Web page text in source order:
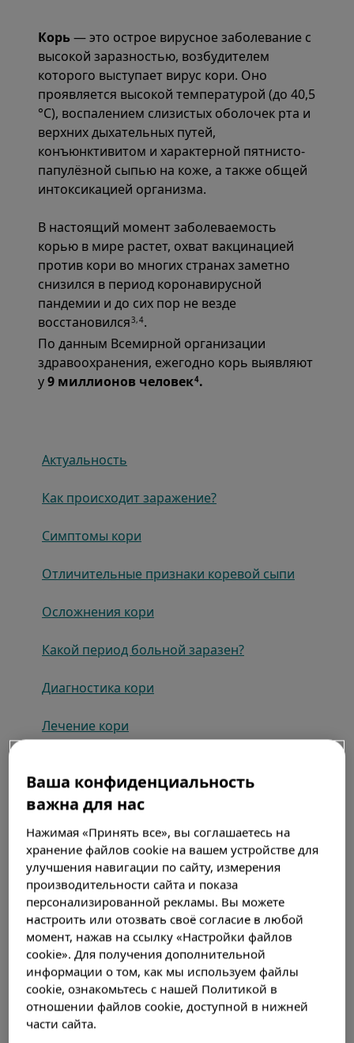
Корь — это острое вирусное заболевание с
высокой заразностью, возбудителем
которого выступает вирус кори. Оно
проявляется высокой температурой (до 40,5
°C), воспалением слизистых оболочек рта и
верхних дыхательных путей,
конъюнктивитом и характерной пятнисто-
папулёзной сыпью на коже, а также общей
интоксикацией организма.
В настоящий момент заболеваемость
корью в мире растет, охват вакцинацией
против кори во многих странах заметно
снизился в период коронавирусной
пандемии и до сих пор не везде
восстановился3,4.
По данным Всемирной организации
здравоохранения, ежегодно корь выявляют
у9 миллионов человек4.
Актуальность
Как происходит заражение?
Симптомы кори
Отличительные признаки коревой сыпи
Осложнения кори
Какой период больной заразен?
Диагностика кори
Лечение кори
Актуальность
Всю историю человечества корь была
Ваша конфиденциальность
важна для нас
Нажимая «Принять все», вы соглашаетесь на
хранение файлов cookie на вашем устройстве для
улучшения навигации по сайту, измерения
производительности сайта и показа
персонализированной рекламы. Вы можете
настроить или отозвать своё согласие в любой
момент, нажав на ссылку «Настройки файлов
cookie». Для получения дополнительной
информации о том, как мы используем файлы
cookie, ознакомьтесь с нашей Политикой в
отношении файлов cookie, доступной в нижней
части сайта.